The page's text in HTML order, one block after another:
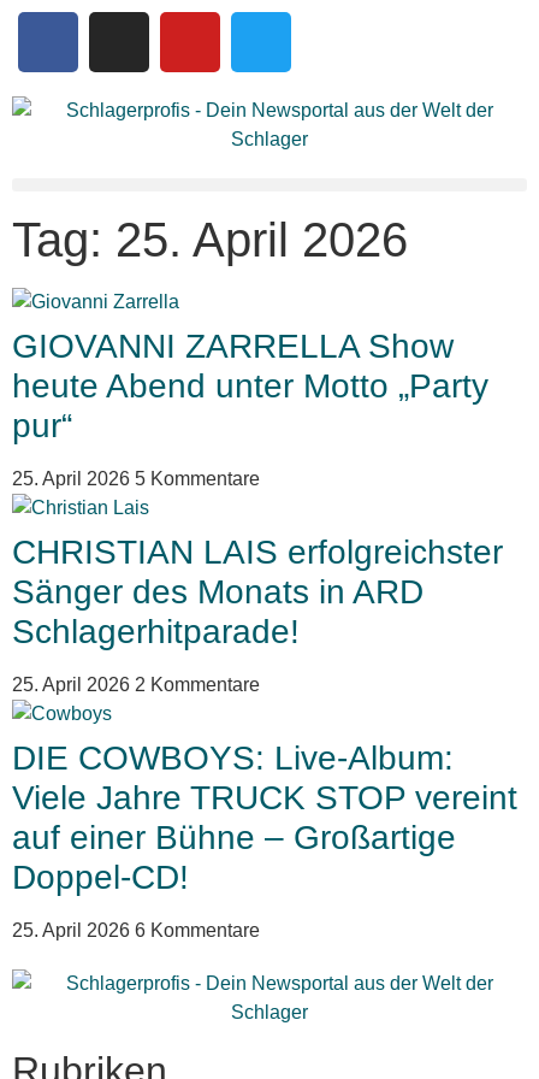
Tag: 25. April 2026
GIOVANNI ZARRELLA Show
heute Abend unter Motto „Party
pur“
25. April 2026 5 Kommentare
CHRISTIAN LAIS erfolgreichster
Sänger des Monats in ARD
Schlagerhitparade!
25. April 2026 2 Kommentare
DIE COWBOYS: Live-Album:
Viele Jahre TRUCK STOP vereint
auf einer Bühne – Großartige
Doppel-CD!
25. April 2026 6 Kommentare